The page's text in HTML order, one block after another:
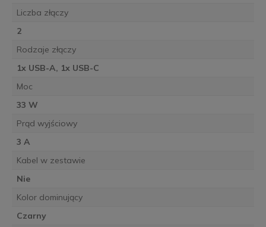
Liczba złączy
2
Rodzaje złączy
1x USB-A, 1x USB-C
Moc
33 W
Prąd wyjściowy
3 A
Kabel w zestawie
Nie
Kolor dominujący
Czarny